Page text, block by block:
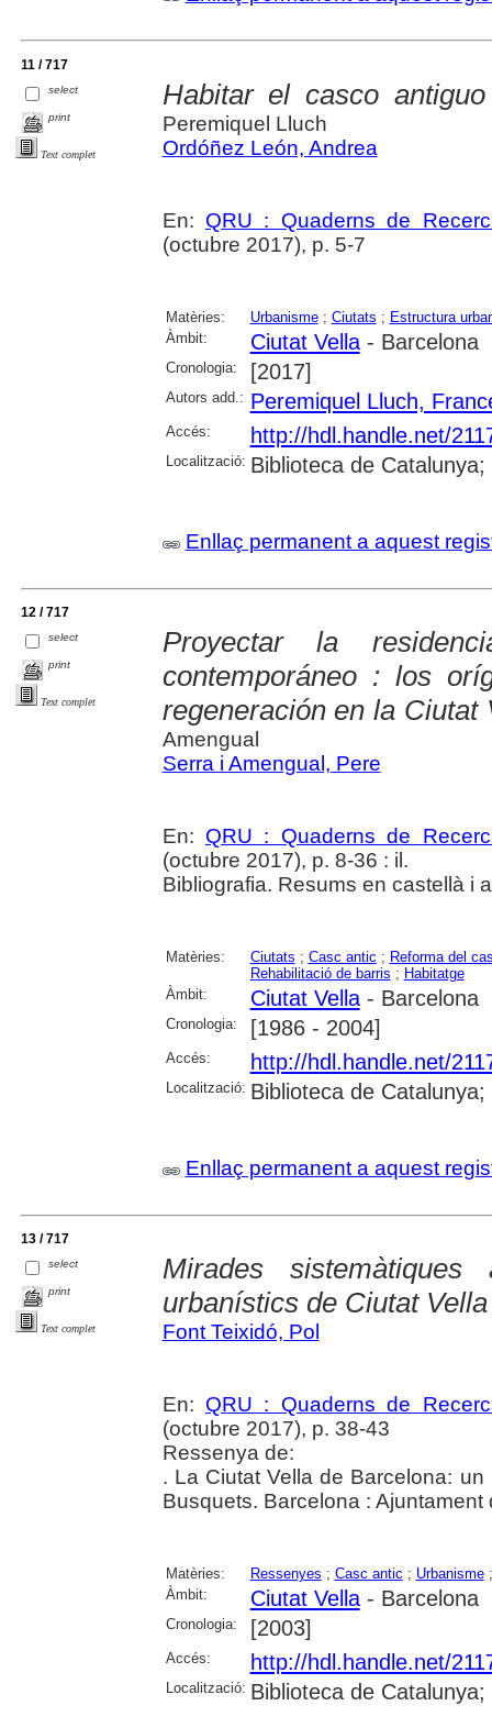
11 / 717
select
print
Text complet
Habitar el casco antiguo
Peremiquel Lluch
Ordóñez León, Andrea
En: QRU : Quaderns de
(octubre 2017), p. 5-7
Matèries: Urbanisme; Ciutats ; Estructura
Àmbit:
Ciutat Vella- Barcelona
Cronologia: [2017]
Autors add.: Peremiquel Lluch,
Accés: http://hdl.handle.net/
Localització: Biblioteca de
Enllaç permanent a aquest
12 / 717
select
print
Text complet
Proyectar la
contemporáneo : los
regeneración en la Ciutat
Amengual
Serra i Amengual, Pere
En: QRU : Quaderns de
(octubre 2017), p. 8-36 : il.
Bibliografia. Resums en castellà i
Matèries: Ciutats ; Casc antic ; Reforma del
Rehabilitació de barris ; Habitatge
Àmbit:
Ciutat Vella- Barcelona
Cronologia: [1986 - 2004]
Accés: http://hdl.handle.net/
Localització: Biblioteca de
Enllaç permanent a aquest
13 / 717
select
print
Text complet
Mirades
urbanístics de Ciutat Vella
Font Teixidó, Pol
En: QRU : Quaderns de
(octubre 2017), p. 38-43
Ressenya de:
. La Ciutat Vella de Barcelona:
Busquets. Barcelona :
Matèries: Ressenyes ; Casc antic ; Urbanisme
Àmbit:
Ciutat Vella- Barcelona
Cronologia: [2003]
Accés: http://hdl.handle.net/
Localització: Biblioteca de